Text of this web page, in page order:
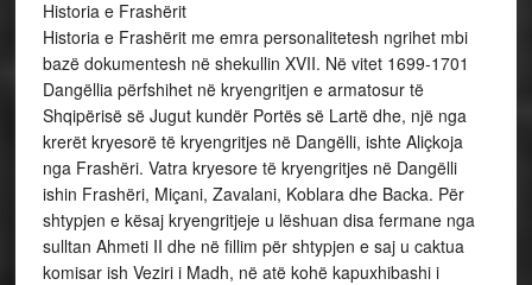
Historia e Frashërit
Historia e Frashërit me emra personalitetesh ngrihet mbi
bazë dokumentesh në shekullin XVII. Në vitet 1699-1701
Dangëllia përfshihet në kryengritjen e armatosur të
Shqipërisë së Jugut kundër Portës së Lartë dhe, një nga
krerët kryesorë të kryengritjes në Dangëlli, ishte Aliçkoja
nga Frashëri. Vatra kryesore të kryengritjes në Dangëlli
ishin Frashëri, Miçani, Zavalani, Koblara dhe Backa. Për
shtypjen e kësaj kryengritjeje u lëshuan disa fermane nga
sulltan Ahmeti II dhe në fillim për shtypjen e saj u caktua
komisar ish Veziri i Madh, në atë kohë kapuxhibashi i